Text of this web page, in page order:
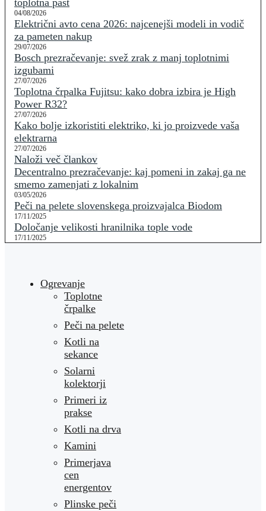
toplotna past
04/08/2026
Električni avto cena 2026: najcenejši modeli in vodič
za pameten nakup
29/07/2026
Bosch prezračevanje: svež zrak z manj toplotnimi
izgubami
27/07/2026
Toplotna črpalka Fujitsu: kako dobra izbira je High
Power R32?
27/07/2026
Kako bolje izkoristiti elektriko, ki jo proizvede vaša
elektrarna
27/07/2026
Naloži več člankov
Decentralno prezračevanje: kaj pomeni in zakaj ga ne
smemo zamenjati z lokalnim
03/05/2026
Peči na pelete slovenskega proizvajalca Biodom
17/11/2025
Določanje velikosti hranilnika tople vode
17/11/2025
Ogrevanje
Toplotne
črpalke
Peči na pelete
Kotli na
sekance
Solarni
kolektorji
Primeri iz
prakse
Kotli na drva
Kamini
Primerjava
cen
energentov
Plinske peči